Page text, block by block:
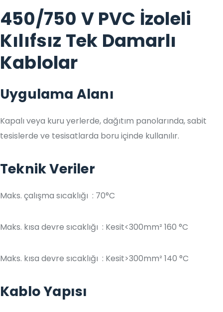
450/750 V PVC İzoleli
Kılıfsız Tek Damarlı
Kablolar
Uygulama Alanı
Kapalı veya kuru yerlerde, dağıtım panolarında, sabit
tesislerde ve tesisatlarda boru içinde kullanılır.
Teknik Veriler
Maks. çalışma sıcaklığı : 70°C
Maks. kısa devre sıcaklığı : Kesit<300mm² 160 °C
Maks. kısa devre sıcaklığı : Kesit>300mm² 140 °C
Kablo Yapısı